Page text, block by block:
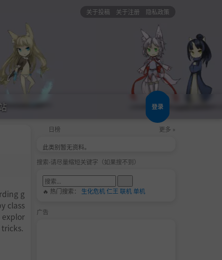
关于投稿 关于注册 隐私政策
登录
g
class
explor
日榜 更多 »
此类别暂无资料。
搜索-请尽量缩短关键字（如果搜不到）
🔥 热门搜索： 生化危机仁王 联机单机
广告